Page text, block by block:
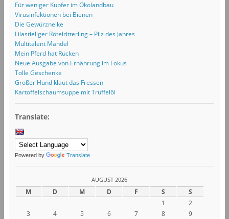
Für weniger Kupfer im Ökolandbau
Virusinfektionen bei Bienen
Die Gewürznelke
Lilastieliger Rötelritterling – Pilz des Jahres
Multitalent Mandel
Mein Pferd hat Rücken
Neue Ausgabe von Ernährung im Fokus
Tolle Geschenke
Großer Hund klaut das Fressen
Kartoffelschaumsuppe mit Trüffelöl
Translate:
Powered by Translate
AUGUST 2026
M D M D F S S
1
2
3
4 5 6 7 8
9